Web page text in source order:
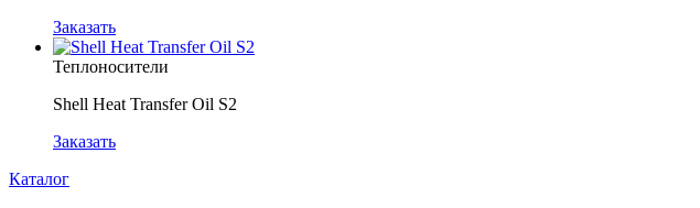
Заказать
Теплоносители
Shell Heat Transfer Oil S2
Заказать
Каталог